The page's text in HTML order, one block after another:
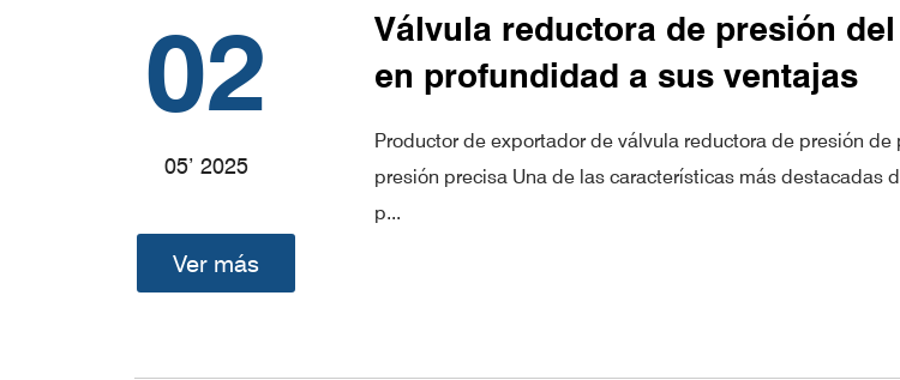
02
05’ 2025
Válvula reductora de presión
en profundidad a sus ventajas
Productor de exportador de válvula reductora de presión
presión precisa Una de las características más destacadas
p...
Ver más